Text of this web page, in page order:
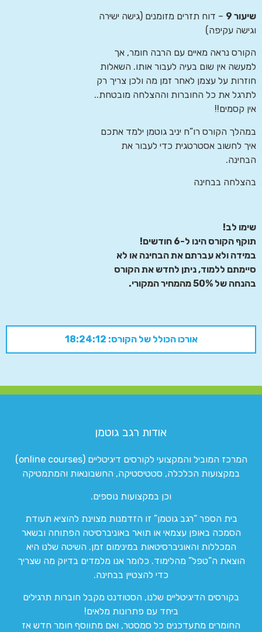
שיעור 9
– דוח תזרים מזומנים (גישה ישירה
וגישה עקיפה)
הקורס נראה מאיים עם הרבה חומר, אך
למעשה אין שום בעיה לעבור אותו. השאלות
חוזרות על עצמן לאחר זמן מה ולכן צריך רק
לתרגל את כל החוברות וההצלחה מובטחת..
אין קסמים!!
במהלך הקורס רו”ח יניב גוטמן ילמד אתכם
איך לחשוב אסטרטגית כדי לעבור את
הבחינה.
בהצלחה בבחינה
שימו לב!
תוקף הקורס הינו ל-6 חודשים!
במידה ולא עברתם את הבחינה או לא
סיימתם ללמוד, ניתן לחדש את הקורס
בהנחה של 50% מהמחיר המקורי.
אורכו הכולל של הקורס: 18:24:12
אודות רגב גוטמן
המרכז המוביל והמקצועי לקורסים דיגיטליים (online courses)
במקצועות הכלכלה, סטטיסטיקה, החשבונאות והמתמטיקה
וכן במקצועות נוספים.
בית הספר “רגב גוטמן” זו הזדמנות מצוינת להוציא תעודת
הסמכה באופן עצמאי או תואר באוניברסיטה הפתוחה ובשאר
המכללות והאוניברסיטאות במינימום זמן. השיטה שלנו היא
הוצאת ה”טפל” מהלימוד. כלומר אנו מלמדים בדיוק מה שצריך
כדי להצטיין בבחינה.
בקורסים הדיגיטליים שלנו, הסטודנט מקבל חוברות תרגילים
ביחד עם פתרונות מלאים!
החומרים מתעדכנים כל סמסטר, ואם מתווסף חומר חדש אז